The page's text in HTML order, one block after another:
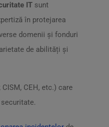
IT sunt
în protejarea
domenii și fonduri
de abilități și
CEH, etc.) care